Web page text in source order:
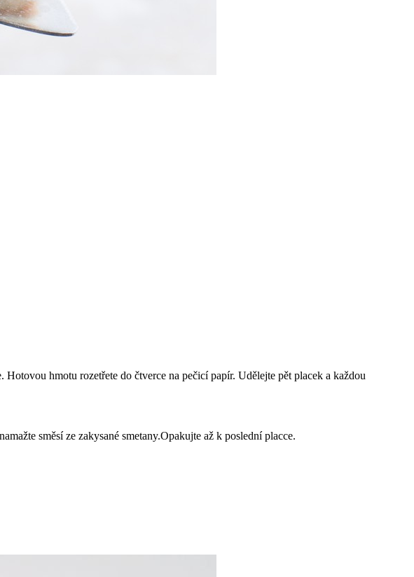
hmotu rozetřete do čtverce na pečicí papír. Udělejte pět placek a každou
směsí ze zakysané smetany.Opakujte až k poslední placce.